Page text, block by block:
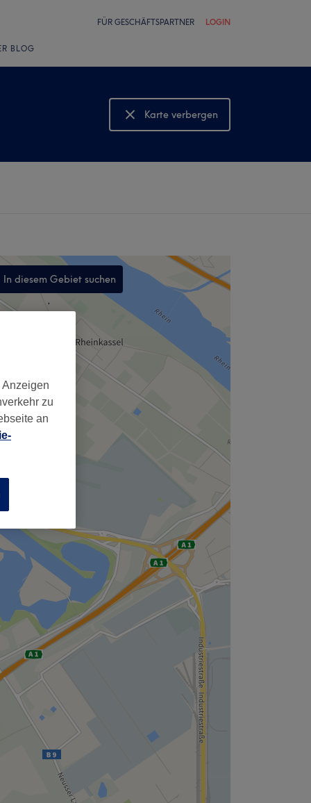
FÜR GESCHÄFTSPARTNER LOGIN
BLOG
Karte verbergen
Karte anzeigen
In diesem Gebiet suchen
,
zu
an